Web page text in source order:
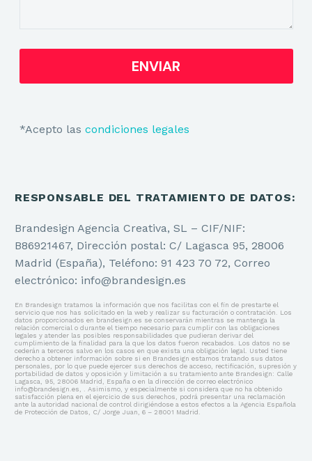
*Acepto las condiciones legales
RESPONSABLE DEL TRATAMIENTO DE DATOS:
Brandesign Agencia Creativa, SL – CIF/NIF:
B86921467, Dirección postal: C/ Lagasca 95, 28006
Madrid (España), Teléfono: 91 423 70 72, Correo
electrónico: info@brandesign.es
En Brandesign tratamos la información que nos facilitas con el fin de prestarte el
servicio que nos has solicitado en la web y realizar su facturación o contratación. Los
datos proporcionados en brandesign.es se conservarán mientras se mantenga la
relación comercial o durante el tiempo necesario para cumplir con las obligaciones
legales y atender las posibles responsabilidades que pudieran derivar del
cumplimiento de la finalidad para la que los datos fueron recabados. Los datos no se
cederán a terceros salvo en los casos en que exista una obligación legal. Usted tiene
derecho a obtener información sobre si en Brandesign estamos tratando sus datos
personales, por lo que puede ejercer sus derechos de acceso, rectificación, supresión y
portabilidad de datos y oposición y limitación a su tratamiento ante Brandesign: Calle
Lagasca, 95, 28006 Madrid, España o en la dirección de correo electrónico
info@brandesign.es, . Asimismo, y especialmente si considera que no ha obtenido
satisfacción plena en el ejercicio de sus derechos, podrá presentar una reclamación
ante la autoridad nacional de control dirigiéndose a estos efectos a la Agencia Española
de Protección de Datos, C/ Jorge Juan, 6 – 28001 Madrid.